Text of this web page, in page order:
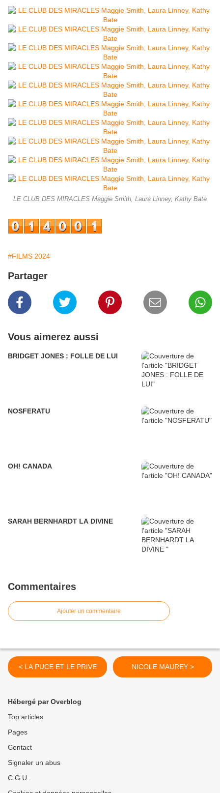
LE CLUB DES MIRACLES Maggie Smith, Laura Linney, Kathy Bate
#FILMS 2024
Partager
Vous aimerez aussi
BRIDGET JONES : FOLLE DE LUI
NOSFERATU
OH! CANADA
SARAH BERNHARDT LA DIVINE
Commentaires
Ajouter un commentaire
< LA PUCE ET LE PRIVE NICOLE MAUREY >
Hébergé par Overblog
Top articles
Pages
Contact
Signaler un abus
C.G.U.